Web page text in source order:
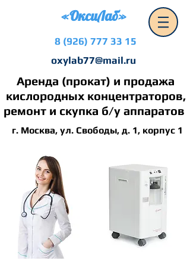
«ОксиЛаб»
8 (926) 777 33 15
oxylab77@mail.ru
Аренда (прокат) и продажа
кислородных концентраторов,
ремонт и скупка б/у аппаратов
г. Москва, ул. Свободы, д. 1, корпус 1